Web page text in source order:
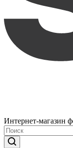
Интернет-магазин